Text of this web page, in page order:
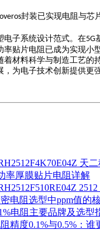
封装已实现电阻与芯
电子系统设计范式。在5G
贴片电阻已成为实现小
材料科学与制造工艺的
，为电子技术创新提供更
天
率厚膜贴片电阻详解
电阻选型中ppm值的
电阻主要品牌及选型
精度0.1%与0.5%：